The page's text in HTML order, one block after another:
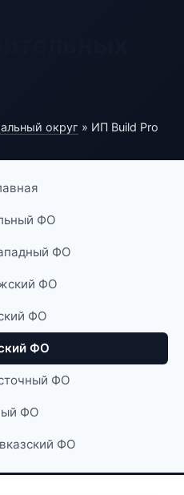
округ » ИП Build Pro
ФО
ФО
ФО
ФО
ФО
ФО
ФО
ФО